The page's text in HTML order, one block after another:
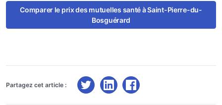
Comparer le prix des mutuelles santé à Saint-Pierre-du-
Bosguérard
Partagez cet article :